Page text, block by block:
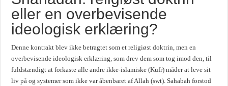
eller en overbevisende
ideologisk erklæring?
Denne kontrakt blev ikke betragtet som et religiøst doktrin, men en
overbevisende ideologisk erklæring, som drev dem som tog imod den, til
fuldstændigt at forkaste alle andre ikke-islamiske (Kufr) måder at leve sit
liv på og systemer som ikke var åbenbaret af Allah (swt). Sahabah forstod